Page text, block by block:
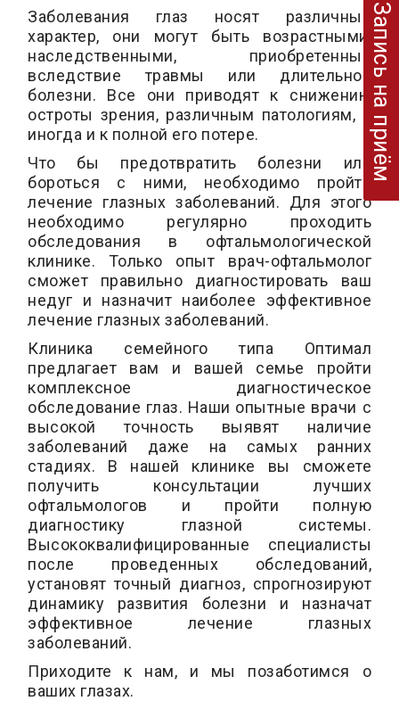
Запись на приём
Заболевания глаз носят различный
характер, они могут быть возрастными,
наследственными, приобретенные
вследствие травмы или длительной
болезни. Все они приводят к снижению
остроты зрения, различным патологиям, а
иногда и к полной его потере.
Что бы предотвратить болезни или
бороться с ними, необходимо пройти
лечение глазных заболеваний. Для этого
необходимо регулярно проходить
обследования в офтальмологической
клинике. Только опыт врач-офтальмолог
сможет правильно диагностировать ваш
недуг и назначит наиболее эффективное
лечение глазных заболеваний.
Клиника семейного типа Оптимал
предлагает вам и вашей семье пройти
комплексное диагностическое
обследование глаз. Наши опытные врачи с
высокой точность выявят наличие
заболеваний даже на самых ранних
стадиях. В нашей клинике вы сможете
получить консультации лучших
офтальмологов и пройти полную
диагностику глазной системы.
Высококвалифицированные специалисты
после проведенных обследований,
установят точный диагноз, спрогнозируют
динамику развития болезни и назначат
эффективное лечение глазных
заболеваний.
Приходите к нам, и мы позаботимся о
ваших глазах.